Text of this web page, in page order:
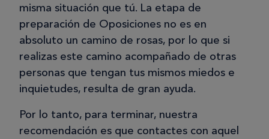
misma situación que tú. La etapa de
preparación de Oposiciones no es en
absoluto un camino de rosas, por lo que si
realizas este camino acompañado de otras
personas que tengan tus mismos miedos e
inquietudes, resulta de gran ayuda.
Por lo tanto, para terminar, nuestra
recomendación es que contactes con aquel